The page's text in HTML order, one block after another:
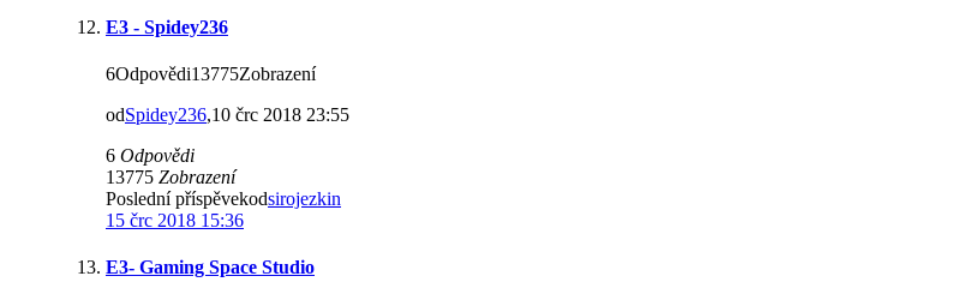
E3 - Spidey236
6Odpovědi13775Zobrazení
odSpidey236,10 črc 2018 23:55
6 Odpovědi
13775 Zobrazení
Poslední příspěvekodsirojezkin
15 črc 2018 15:36
E3- Gaming Space Studio